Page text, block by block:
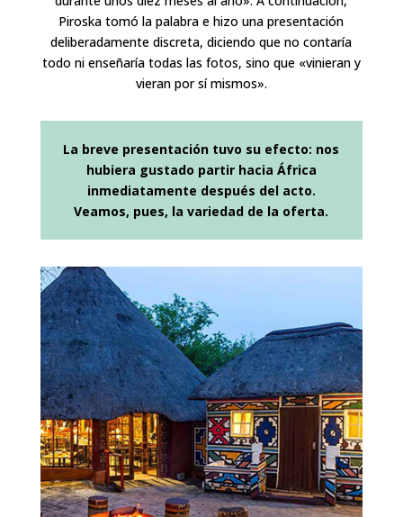
Piroska tomó la palabra e hizo una presentación
deliberadamente discreta, diciendo que no contaría
todo ni enseñaría todas las fotos, sino que «vinieran y
vieran por sí mismos».
La breve presentación tuvo su efecto: nos
hubiera gustado partir hacia África
inmediatamente después del acto.
Veamos, pues, la variedad de la oferta.